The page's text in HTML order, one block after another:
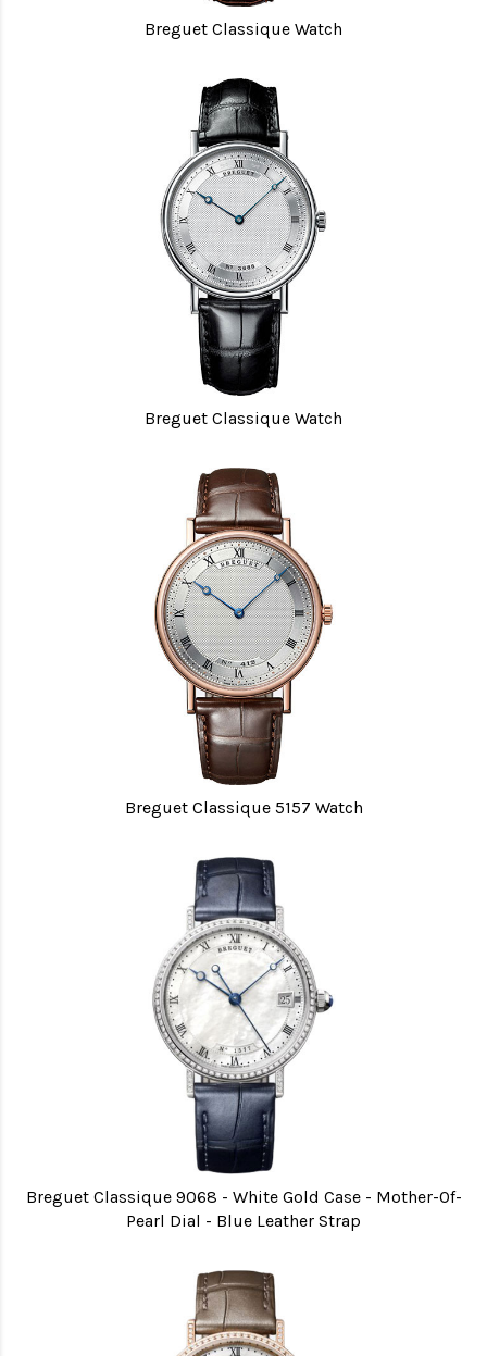
Breguet Classique Watch
Breguet Classique Watch
Breguet Classique 5157 Watch
Breguet Classique 9068 - White Gold Case - Mother-Of-
Pearl Dial - Blue Leather Strap